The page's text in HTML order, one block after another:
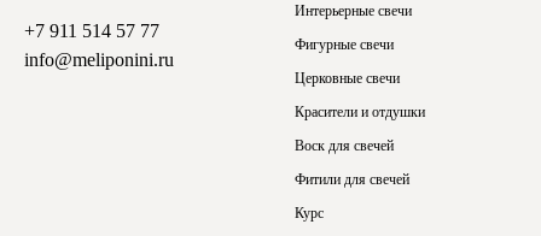
+7 911 514 57 77
info@meliponini.ru
Интерьерные свечи
Фигурные свечи
Церковные свечи
Красители и отдушки
Воск для свечей
Фитили для свечей
Курс